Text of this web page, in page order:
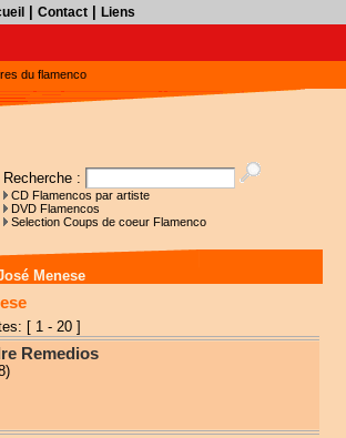
Contact Liens
du flamenco
Recherche :
CD Flamencos par artiste
DVD Flamencos
Selection Coups de coeur Flamenco
Menese
[ 1 - 20 ]
Remedios